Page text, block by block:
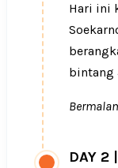
Hari ini
bintang
DAY 2